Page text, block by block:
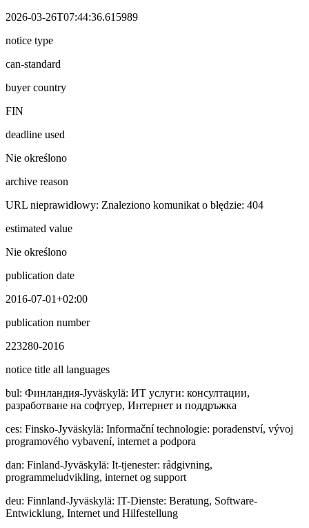
2026-03-26T07:44:36.615989
notice type
can-standard
buyer country
FIN
deadline used
Nie określono
archive reason
URL nieprawidłowy: Znaleziono komunikat o błędzie: 404
estimated value
Nie określono
publication date
2016-07-01+02:00
publication number
223280-2016
notice title all languages
bul: Финлaндия-Jyväskylä: ИТ услуги: консултации,
разработване на софтуер, Интернет и поддръжка
ces: Finsko-Jyväskylä: Informační technologie: poradenství, vývoj
programového vybavení, internet a podpora
dan: Finland-Jyväskylä: It-tjenester: rådgivning,
programmeludvikling, internet og support
deu: Finnland-Jyväskylä: IT-Dienste: Beratung, Software-
Entwicklung, Internet und Hilfestellung